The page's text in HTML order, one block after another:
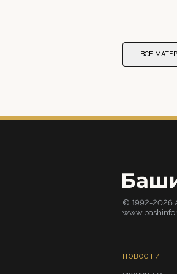
ВСЕ
© 1992-2026
НОВОСТИ